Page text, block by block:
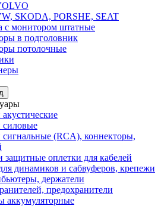
SKODA, PORSHE, SEAT
с монитором штатные
в подголовник
потолочные
силовые
сигнальные (RCA), коннекторы,
защитные оплетки для кабелей
динамиков и сабвуферов, крепежи
держатели
предохранители
аккумуляторные